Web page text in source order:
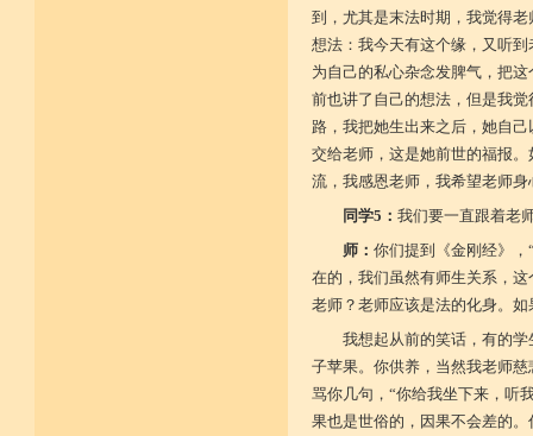
到，尤其是末法时期，我觉得
想法：我今天有这个缘，又听
为自己的私心杂念发脾气，把
前也讲了自己的想法，但是我
路，我把她生出来之后，她自
交给老师，这是她前世的福报
流，我感恩老师，我希望老师
同学5： 我们要一直跟着老
师： 你们提到《金刚经》
在的，我们虽然有师生关系，
老师？老师应该是法的化身。
我想起从前的笑话，有的
子苹果。你供养，当然我老师
骂你几句，“你给我坐下来，听
果也是世俗的，因果不会差的